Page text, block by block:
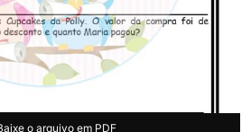
o arquivo em PDF